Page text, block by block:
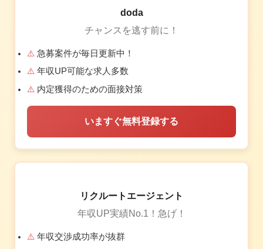
doda
チャンスを逃す前に！
急募案件が毎日更新中！
年収UP可能な求人多数
内定獲得のための面接対策
いますぐ無料登録する
リクルートエージェント
年収UP実績No.1！急げ！
年収交渉成功率が抜群